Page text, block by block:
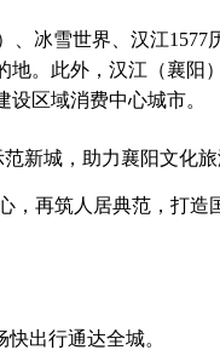
冰雪世界、汉江1577
。此外，汉江（襄阳
区域消费中心城市。
新城，助力襄阳文化旅
再筑人居典范，打造
出行通达全城。